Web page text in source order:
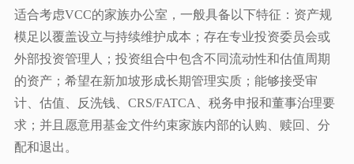
适合考虑VCC的家族办公室，一般具备以下特征：资产规
模足以覆盖设立与持续维护成本；存在专业投资委员会或
外部投资管理人；投资组合中包含不同流动性和估值周期
的资产；希望在新加坡形成长期管理实质；能够接受审
计、估值、反洗钱、CRS/FATCA、税务申报和董事治理要
求；并且愿意用基金文件约束家族内部的认购、赎回、分
配和退出。